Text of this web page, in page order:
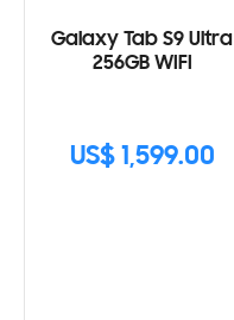
Galaxy Tab S9 Ultra
256GB WIFI
US$ 1,599.00